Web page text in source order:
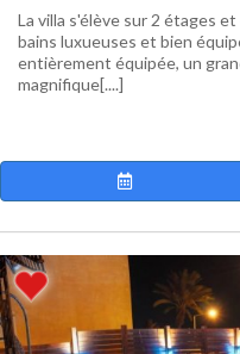
La villa s'élève sur 2 étages
bains luxueuses et bien
entièrement équipée, un
magnifique[....]